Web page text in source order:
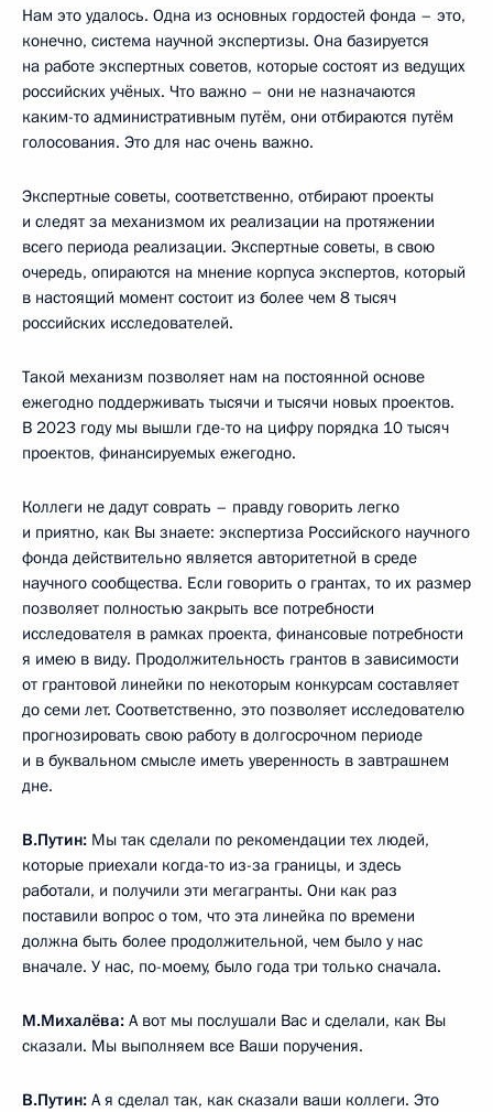
Нам это удалось. Одна из основных гордостей фонда – это,
конечно, система научной экспертизы. Она базируется
на работе экспертных советов, которые состоят из ведущих
российских учёных. Что важно – они не назначаются
каким-то административным путём, они отбираются путём
голосования. Это для нас очень важно.
Экспертные советы, соответственно, отбирают проекты
и следят за механизмом их реализации на протяжении
всего периода реализации. Экспертные советы, в свою
очередь, опираются на мнение корпуса экспертов, который
в настоящий момент состоит из более чем 8 тысяч
российских исследователей.
Такой механизм позволяет нам на постоянной основе
ежегодно поддерживать тысячи и тысячи новых проектов.
В 2023 году мы вышли где-то на цифру порядка 10 тысяч
проектов, финансируемых ежегодно.
Коллеги не дадут соврать – правду говорить легко
и приятно, как Вы знаете: экспертиза Российского научного
фонда действительно является авторитетной в среде
научного сообщества. Если говорить о грантах, то их размер
позволяет полностью закрыть все потребности
исследователя в рамках проекта, финансовые потребности
я имею в виду. Продолжительность грантов в зависимости
от грантовой линейки по некоторым конкурсам составляет
до семи лет. Соответственно, это позволяет исследователю
прогнозировать свою работу в долгосрочном периоде
и в буквальном смысле иметь уверенность в завтрашнем
дне.
В.Путин: Мы так сделали по рекомендации тех людей,
которые приехали когда-то из-за границы, и здесь
работали, и получили эти мегагранты. Они как раз
поставили вопрос о том, что эта линейка по времени
должна быть более продолжительной, чем было у нас
вначале. У нас, по-моему, было года три только сначала.
М.Михалёва: А вот мы послушали Вас и сделали, как Вы
сказали. Мы выполняем все Ваши поручения.
В.Путин: А я сделал так, как сказали ваши коллеги. Это